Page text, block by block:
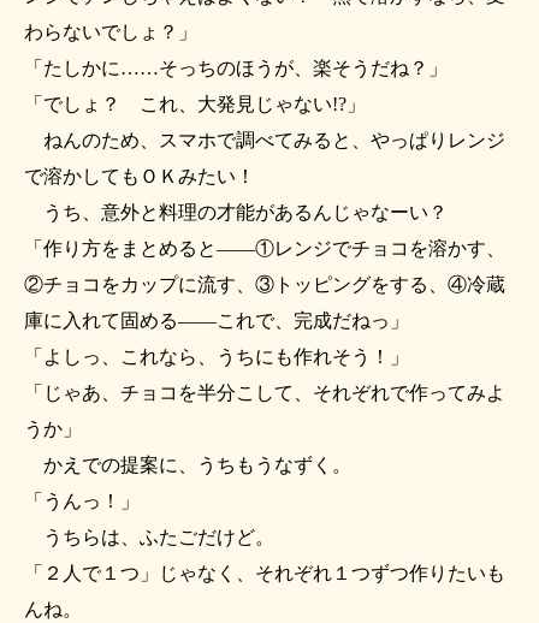
わらないでしょ？」
「たしかに……そっちのほうが、楽そうだね？」
「でしょ？ これ、大発見じゃない!?」
ねんのため、スマホで調べてみると、やっぱりレンジ
で溶かしてもＯＫみたい！
うち、意外と料理の才能があるんじゃなーい？
「作り方をまとめると――①レンジでチョコを溶かす、
②チョコをカップに流す、③トッピングをする、④冷蔵
庫に入れて固める――これで、完成だねっ」
「よしっ、これなら、うちにも作れそう！」
「じゃあ、チョコを半分こして、それぞれで作ってみよ
うか」
かえでの提案に、うちもうなずく。
「うんっ！」
うちらは、ふたごだけど。
「２人で１つ」じゃなく、それぞれ１つずつ作りたいも
んね。